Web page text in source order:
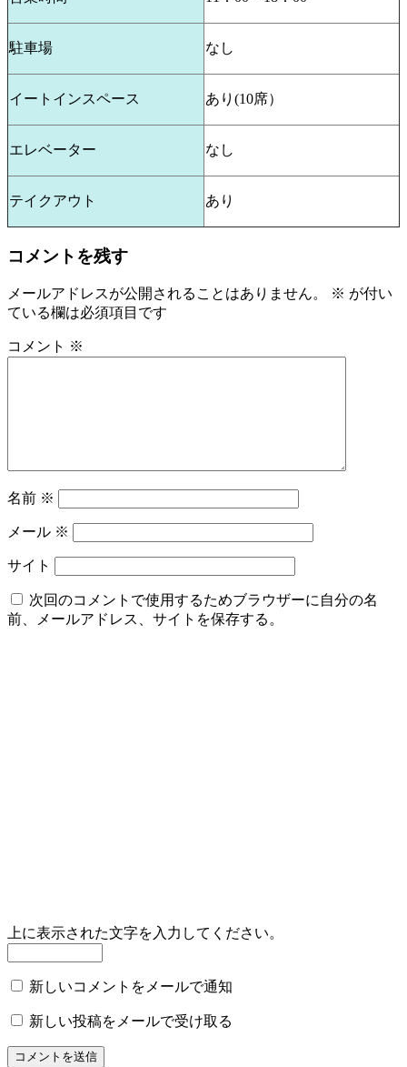
駐車場 なし
イートインスペース あり(10席）
エレベーター なし
テイクアウト あり
コメントを残す
メールアドレスが公開されることはありません。 ※ が付い
ている欄は必須項目です
コメント ※
名前 ※
メール ※
サイト
次回のコメントで使用するためブラウザーに自分の名
前、メールアドレス、サイトを保存する。
上に表示された文字を入力してください。
新しいコメントをメールで通知
新しい投稿をメールで受け取る